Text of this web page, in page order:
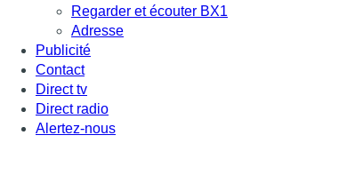
Regarder et écouter BX1
Adresse
Publicité
Contact
Direct tv
Direct radio
Alertez-nous